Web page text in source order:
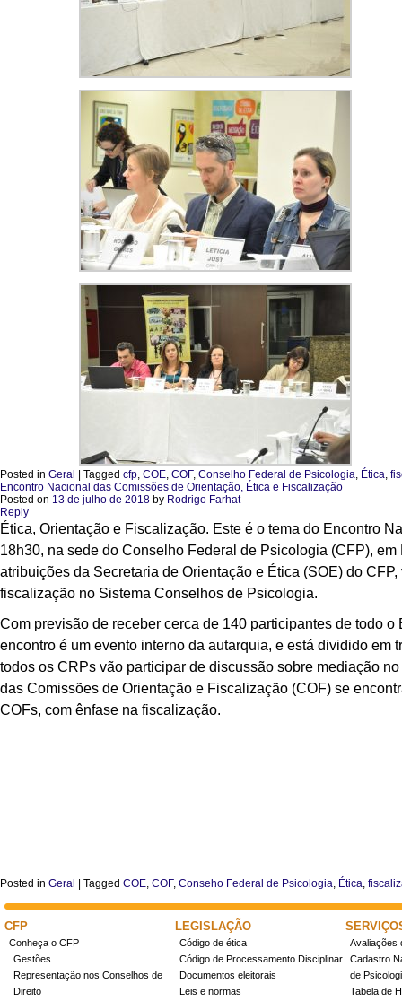
Posted in Geral Tagged cfp, COE, COF, Conselho Federal de Psicologia, Ética,
Encontro Nacional das Comissões de Orientação, Ética e Fiscalização
Posted on 13 de julho de 2018 by Rodrigo Farhat
Reply
Ética, Orientação e Fiscalização. Este é o tema do Encontro
18h30, na sede do Conselho Federal de Psicologia (CFP),
atribuições da Secretaria de Orientação e Ética (SOE) do
fiscalização no Sistema Conselhos de Psicologia.
Com previsão de receber cerca de 140 participantes de todo
encontro é um evento interno da autarquia, e está dividido
todos os CRPs vão participar de discussão sobre mediação
das Comissões de Orientação e Fiscalização (COF) se
COFs, com ênfase na fiscalização.
Posted in Geral Tagged COE, COF, Conseho Federal de Psicologia, Ética,
CFP
Conheça o CFP
Gestões
Representação nos Conselhos de
Direito
LEGISLAÇÃO
Código de ética
Código de Processamento Disciplinar
Documentos eleitorais
Leis e normas
Avaliações
Cadastro
de
Tabela de